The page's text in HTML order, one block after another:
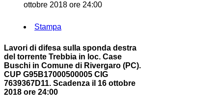
ottobre 2018 ore 24:00
Stampa
Lavori di difesa sulla sponda destra
del torrente Trebbia in loc. Case
Buschi in Comune di Rivergaro (PC).
CUP G95B17000500005 CIG
7639367D11. Scadenza il 16 ottobre
2018 ore 24:00